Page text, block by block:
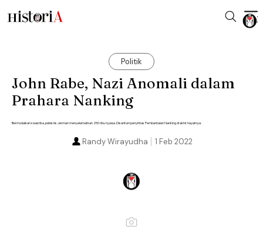
Politik
John Rabe, Nazi Anomali dalam
Prahara Nanking
Bermodalkan swastika, pebisnis Jerman menyelamatkan 250 ribu nyawa. Disantuni penyintas Pembantaian Nanking di akhir hayatnya.
1 Feb 2022
Randy Wirayudha